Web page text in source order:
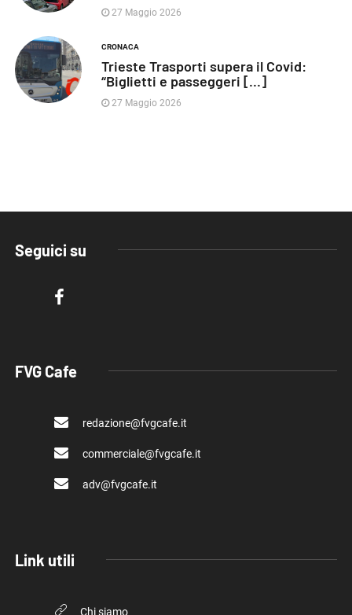
27 Maggio 2026
CRONACA
Trieste Trasporti supera il Covid:
“Biglietti e passeggeri [...]
27 Maggio 2026
Seguici su
FVG Cafe
redazione@fvgcafe.it
commerciale@fvgcafe.it
adv@fvgcafe.it
Link utili
Chi siamo